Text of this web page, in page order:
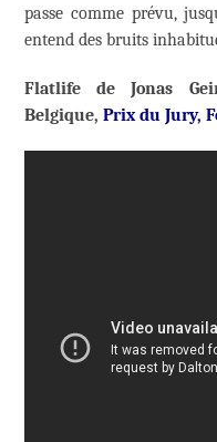
passe comme prévu,
entend des bruits
Flatlife de Jonas
Belgique, Prix du Jury,